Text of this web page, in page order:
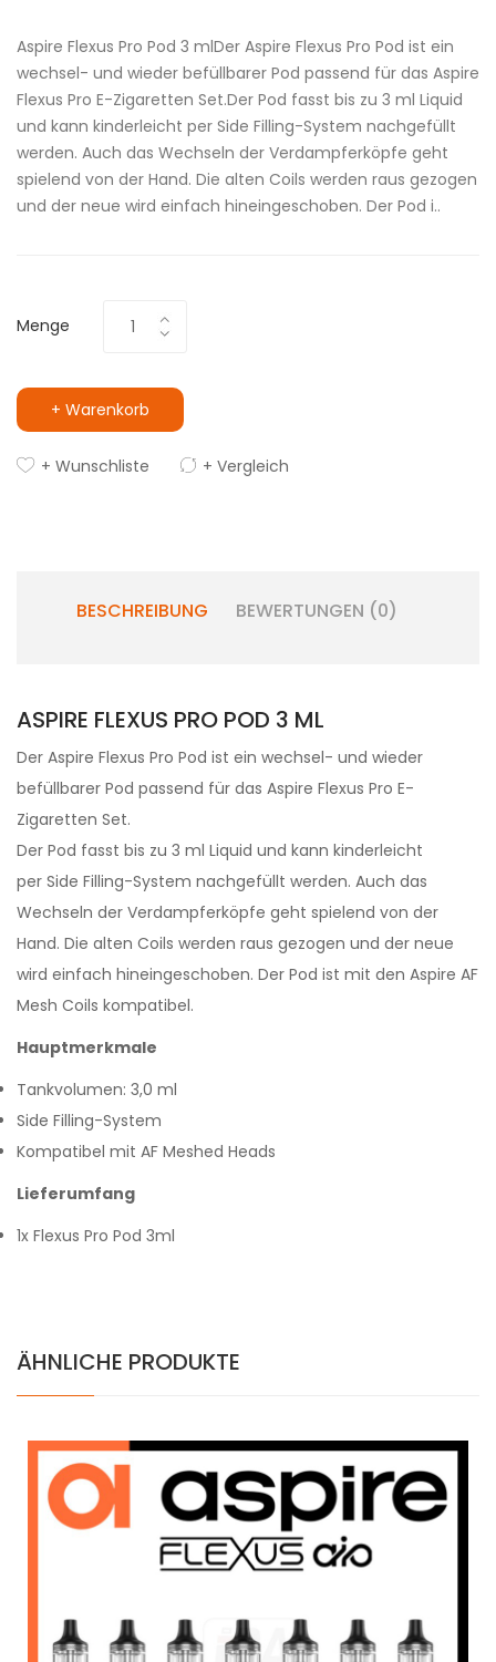
Aspire Flexus Pro Pod 3 mlDer Aspire Flexus Pro Pod ist ein
wechsel- und wieder befüllbarer Pod passend für das Aspire
Flexus Pro E-Zigaretten Set.Der Pod fasst bis zu 3 ml Liquid
und kann kinderleicht per Side Filling-System nachgefüllt
werden. Auch das Wechseln der Verdampferköpfe geht
spielend von der Hand. Die alten Coils werden raus gezogen
und der neue wird einfach hineingeschoben. Der Pod i..
Menge
+ Warenkorb
+ Wunschliste + Vergleich
BESCHREIBUNG BEWERTUNGEN (0)
ASPIRE FLEXUS PRO POD 3 ML
Der Aspire Flexus Pro Pod ist ein wechsel- und wieder
befüllbarer Pod passend für das Aspire Flexus Pro E-
Zigaretten Set.
Der Pod fasst bis zu 3 ml Liquid und kann kinderleicht
per Side Filling-System nachgefüllt werden. Auch das
Wechseln der Verdampferköpfe geht spielend von der
Hand. Die alten Coils werden raus gezogen und der neue
wird einfach hineingeschoben. Der Pod ist mit den Aspire AF
Mesh Coils kompatibel.
Hauptmerkmale
Tankvolumen: 3,0 ml
Side Filling-System
Kompatibel mit AF Meshed Heads
Lieferumfang
1x Flexus Pro Pod 3ml
ÄHNLICHE PRODUKTE